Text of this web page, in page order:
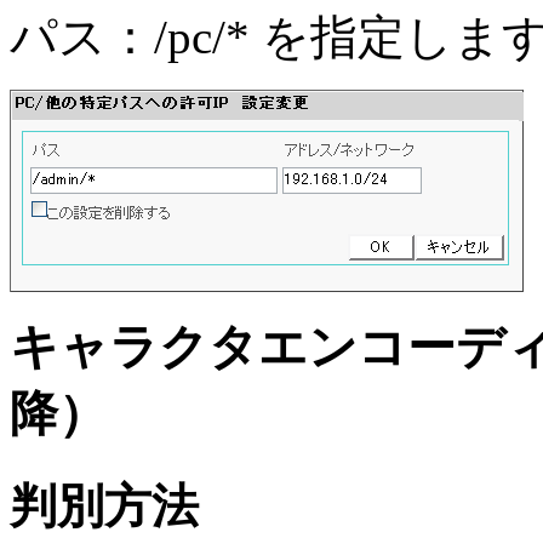
パス：/pc/* を指定しま
キャラクタエンコーデ
降）
判別方法